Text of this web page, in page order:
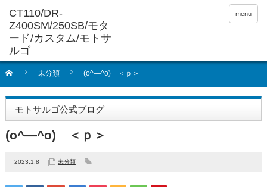
menu
未分類 (o^―^o) ＜ｐ＞
モトサルゴ公式ブログ
(o^―^o) ＜ｐ＞
2023.1.8 未分類